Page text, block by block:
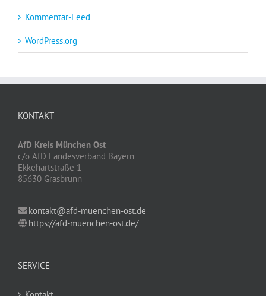
Kommentar-Feed
WordPress.org
KONTAKT
AfD Kreis München Ost
c/o AfD Landesverband Bayern
Ekkehartstraße 1
85630 Grasbrunn
kontakt@afd-muenchen-ost.de
https://afd-muenchen-ost.de/
SERVICE